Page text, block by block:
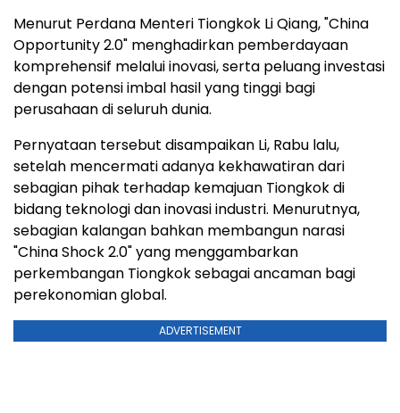
Menurut Perdana Menteri Tiongkok Li Qiang, "China
Opportunity 2.0" menghadirkan pemberdayaan
komprehensif melalui inovasi, serta peluang investasi
dengan potensi imbal hasil yang tinggi bagi
perusahaan di seluruh dunia.
Pernyataan tersebut disampaikan Li, Rabu lalu,
setelah mencermati adanya kekhawatiran dari
sebagian pihak terhadap kemajuan Tiongkok di
bidang teknologi dan inovasi industri. Menurutnya,
sebagian kalangan bahkan membangun narasi
"China Shock 2.0" yang menggambarkan
perkembangan Tiongkok sebagai ancaman bagi
perekonomian global.
ADVERTISEMENT